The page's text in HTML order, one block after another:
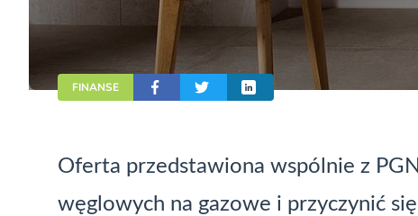
FINANSE
Oferta przedstawiona wspólnie z
węglowych na gazowe i przyczynić